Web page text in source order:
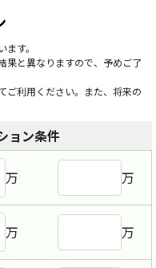
す。
果と異なりますので、予めご了
ご利用ください。また、将来の
ョン条件
万 万
万 万